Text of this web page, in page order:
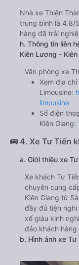
Nhà xe Thiện
trung bình là 4.8/
hàng đã trải
h. Thông tin liên
Kiên Lương -
Văn phòng xe
Xem địa
Limousine:
limousine
Số điện
Kiên Giang:
🚌 4. Xe Tư Tiến
a. Giới thiệu xe
Xe khách Tư
chuyên cung
Kiên Giang từ
đầy đủ tiện nghi
xế giàu kinh
đảo khách
b. Hình ảnh xe Tư